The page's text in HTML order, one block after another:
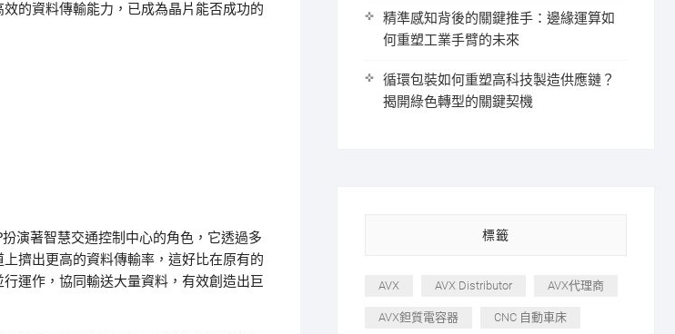
的資料傳輸能力，已成為晶片能否成功的
演著智慧交通控制中心的角色，它透過多
擠出更高的資料傳輸率，這好比在原有的
運作，協同輸送大量資料，有效創造出巨
精準感知背後的關鍵推手：邊緣運算如
何重塑工業手臂的未來
循環包裝如何重塑高科技製造供應鏈？
揭開綠色轉型的關鍵契機
標籤
AVX AVX Distributor AVX代理商
AVX鉭質電容器 CNC 自動車床